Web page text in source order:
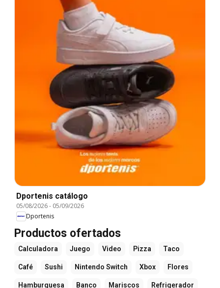
Dportenis catálogo
05/08/2026- 05/09/2026
Dportenis
Productos ofertados
Calculadora Juego Video Pizza Taco
Café Sushi Nintendo Switch Xbox Flores
Hamburguesa Banco Mariscos Refrigerador